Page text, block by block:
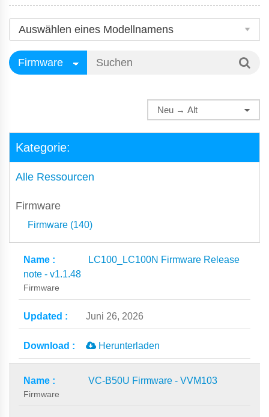
Kategorie:
Alle Ressourcen
Firmware
Firmware (140)
LC100_LC100N Firmware Release
note - v1.1.48
Firmware
Juni 26, 2026
Herunterladen
VC-B50U Firmware - VVM103
Firmware